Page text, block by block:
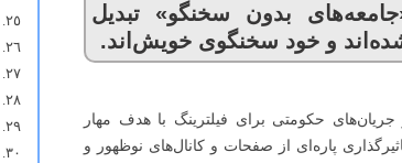
بدون سخنگو» تبدیل
و خود سخنگوی خویش‌اند.
حکومتی برای فیلترینگ با هدف مهار
پاره‌ای از صفحات و کانال‌های نوظهور و